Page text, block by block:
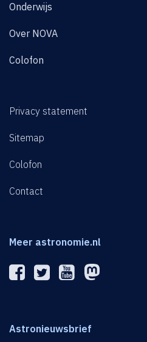
Onderwijs
Over NOVA
Colofon
Privacy statement
Sitemap
Colofon
Contact
Meer astronomie.nl
Astronieuwsbrief